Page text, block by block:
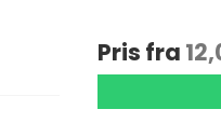
Pris fra